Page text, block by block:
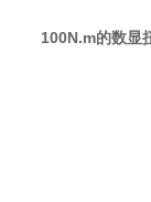
100N.m的数显